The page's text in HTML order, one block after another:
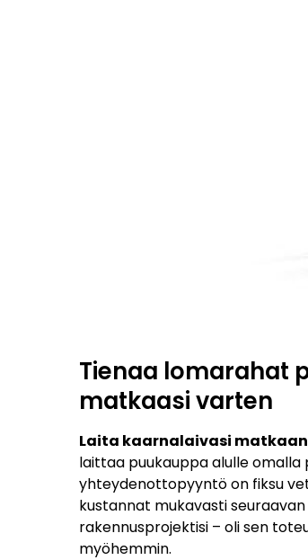
Tienaa lomarahat
matkaasi varten
Laita kaarnalaivasi
laittaa puukauppa alulle omalla
yhteydenottopyyntö on fiksu
kustannat mukavasti
rakennusprojektisi – oli sen
myöhemmin.